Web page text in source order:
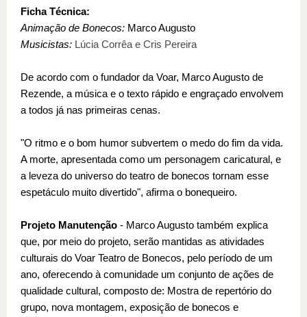
Ficha Técnica:
Animação de Bonecos: Marco Augusto
Musicistas: Lúcia Corrêa e Cris Pereira
De acordo com o fundador da Voar, Marco Augusto de
Rezende, a música e o texto rápido e engraçado envolvem
a todos já nas primeiras cenas.
"O ritmo e o bom humor subvertem o medo do fim da vida.
A morte, apresentada como um personagem caricatural, e
a leveza do universo do teatro de bonecos tornam esse
espetáculo muito divertido", afirma o bonequeiro.
Projeto Manutenção - Marco Augusto também explica
que, por meio do projeto, serão mantidas as atividades
culturais do Voar Teatro de Bonecos, pelo período de um
ano, oferecendo à comunidade um conjunto de ações de
qualidade cultural, composto de: Mostra de repertório do
grupo, nova montagem, exposição de bonecos e